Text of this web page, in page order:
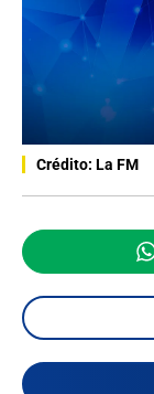
Crédito: La FM